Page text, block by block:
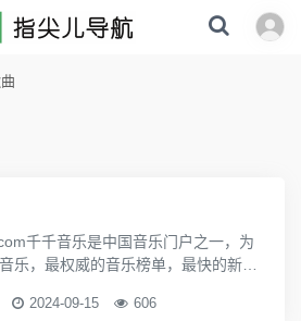
千千音乐是中国音乐门户之一，为
乐，最权威的音乐榜单，最快的新歌
你全新音乐体验。
2024-09-15 606